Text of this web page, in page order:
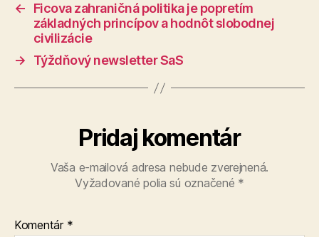
←
Ficova zahraničná politika je popretím
základných princípov a hodnôt slobodnej
civilizácie
→
Týždňový newsletter SaS
Pridaj komentár
Vaša e-mailová adresa nebude zverejnená.
Vyžadované polia sú označené *
Komentár *